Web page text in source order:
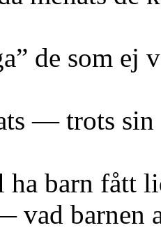
de som ej
— trots
ha barn fått
vad barnen